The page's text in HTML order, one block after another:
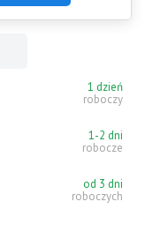
1 dzień
roboczy
1-2 dni
robocze
od 3 dni
roboczych